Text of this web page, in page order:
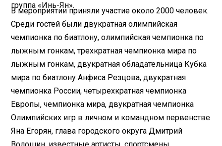
группа «Инь-Ян».
В мероприятии приняли участие около 2000 человек.
Среди гостей были двукратная олимпийская
чемпионка по биатлону, олимпийская чемпионка по
лыжным гонкам, трехкратная чемпионка мира по
лыжным гонкам, двукратная обладательница Кубка
мира по биатлону Анфиса Резцова, двукратная
чемпионка России, четырехкратная чемпионка
Европы, чемпионка мира, двукратная чемпионка
Олимпийских игр в личном и командном первенстве
Яна Егорян, глава городского округа Дмитрий